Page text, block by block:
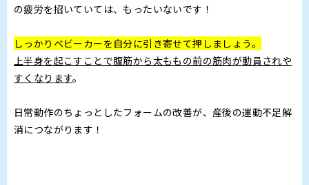
の疲労を招いていては、もったいないです！
しっかりベビーカーを自分に引き寄せて押しましょう。
上半身を起こすことで腹筋から太ももの前の筋肉が動員されや
すくなります。
日常動作のちょっとしたフォームの改善が、産後の運動不足解
消につながります！